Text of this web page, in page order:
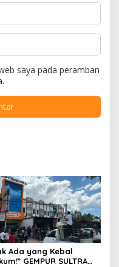
saya pada peramban
Ada yang Kebal
GEMPUR SULTRA